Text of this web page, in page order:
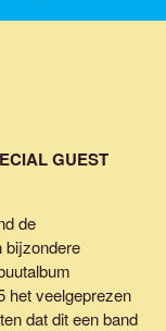
GUEST
de
bijzondere
het veelgeprezen
dat dit een band